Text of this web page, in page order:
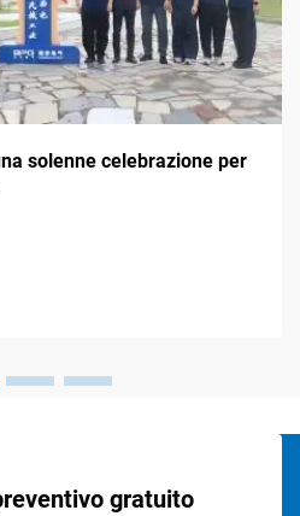
solenne celebrazione per
gratuito